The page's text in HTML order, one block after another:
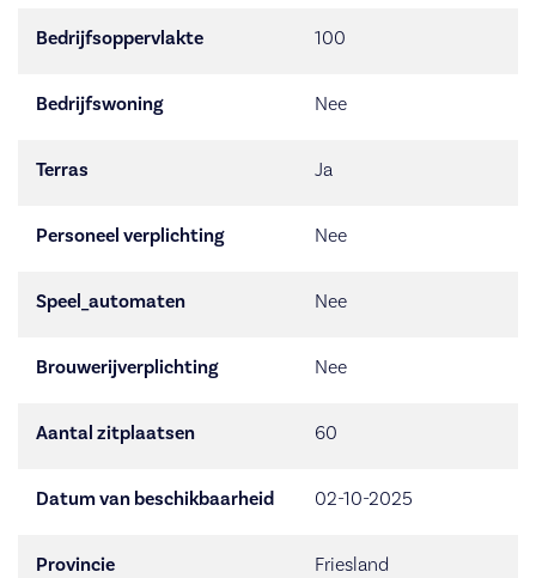
Bedrijfsoppervlakte 100
Bedrijfswoning Nee
Terras Ja
Personeel verplichting Nee
Speel_automaten Nee
Brouwerijverplichting Nee
Aantal zitplaatsen 60
Datum van beschikbaarheid 02-10-2025
Provincie Friesland